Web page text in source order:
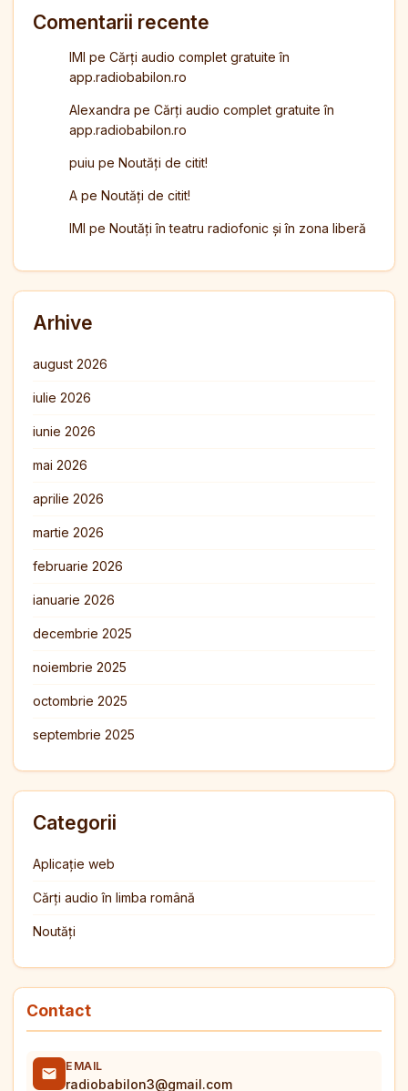
Comentarii recente
IMI pe Cărți audio complet gratuite în
app.radiobabilon.ro
Alexandra pe Cărți audio complet gratuite în
app.radiobabilon.ro
puiu pe Noutăți de citit!
A pe Noutăți de citit!
IMI pe Noutăți în teatru radiofonic și în zona liberă
Arhive
august 2026
iulie 2026
iunie 2026
mai 2026
aprilie 2026
martie 2026
februarie 2026
ianuarie 2026
decembrie 2025
noiembrie 2025
octombrie 2025
septembrie 2025
Categorii
Aplicație web
Cărți audio în limba română
Noutăți
Contact
EMAIL
radiobabilon3@gmail.com